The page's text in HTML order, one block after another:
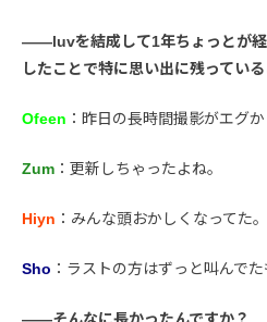
――luvを結成して1年ちょっとが
したことで特に思い出に残ってい
Ofeen ：昨日の長時間撮影がエグか
Zum ：更新しちゃったよね。
Hiyn ：みんな頭おかしくなってた。
Sho ：ラストの方はずっと叫んでた